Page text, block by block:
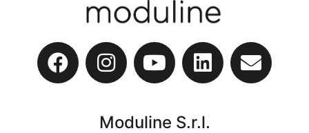
Moduline S.r.l.